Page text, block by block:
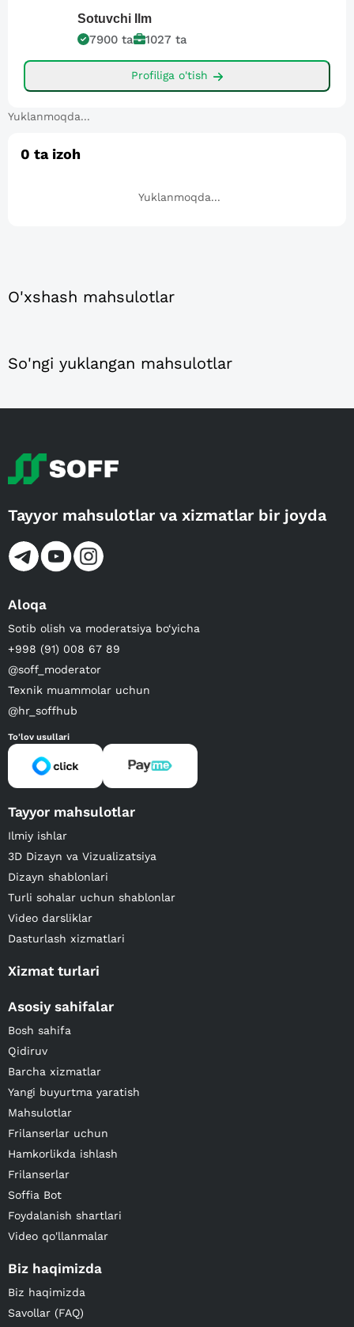
Sotuvchi Ilm
7900 ta 1027 ta
Profiliga o'tish
Yuklanmoqda...
0 ta izoh
Yuklanmoqda...
O'xshash mahsulotlar
So'ngi yuklangan mahsulotlar
Tayyor mahsulotlar va xizmatlar bir joyda
Aloqa
Sotib olish va moderatsiya bo‘yicha
+998 (91) 008 67 89
@soff_moderator
Texnik muammolar uchun
@hr_soffhub
To'lov usullari
Tayyor mahsulotlar
Ilmiy ishlar
3D Dizayn va Vizualizatsiya
Dizayn shablonlari
Turli sohalar uchun shablonlar
Video darsliklar
Dasturlash xizmatlari
Xizmat turlari
Asosiy sahifalar
Bosh sahifa
Qidiruv
Barcha xizmatlar
Yangi buyurtma yaratish
Mahsulotlar
Frilanserlar uchun
Hamkorlikda ishlash
Frilanserlar
Soffia Bot
Foydalanish shartlari
Video qo'llanmalar
Biz haqimizda
Biz haqimizda
Savollar (FAQ)